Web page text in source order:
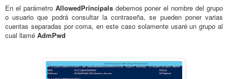
En el parámetro AllowedPrincipals debemos poner el nombre del grupo
o usuario que podrá consultar la contraseña, se pueden poner varias
cuentas separadas por coma, en este caso solamente usaré un grupo al
cual llamé AdmPwd